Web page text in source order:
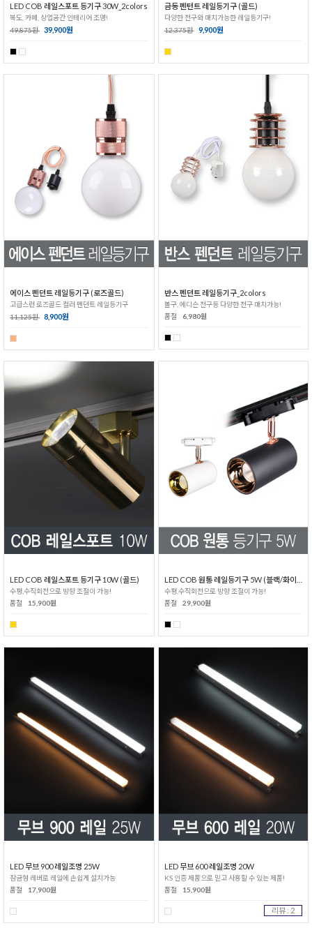
LED COB 레일스포트 등기구 30W_2colors
복도, 카페, 상업공간 인테리어 조명!
49,875원 39,900원
금동 펜턴트 레일등기구 (골드)
다양한 전구와 매치가능한 레일등기구!
12,375원 9,900원
에이스 펜던트 레일등기구 (로즈골드)
고급스런 로즈골드 컬러 펜던트 레일등기구
11,125원 8,900원
반스 펜던트 레일등기구_2colors
볼구, 에디슨 전구등 다양한 전구 매치가능!
품절
6,980원
LED COB 레일스포트 등기구 10W (골드)
수평,수직회전으로 방향 조절이 가능!
품절
15,900원
수평,수직회전으로 방향 조절이 가능!
품절
29,900원
LED 무브 900 레일조명 25W
잠금형 레버로 레일에 손쉽게 설치가능
품절
17,900원
LED 무브 600 레일조명 20W
KS 인증 제품으로 믿고 사용할 수 있는 제품!
품절
15,900원
리뷰 : 2